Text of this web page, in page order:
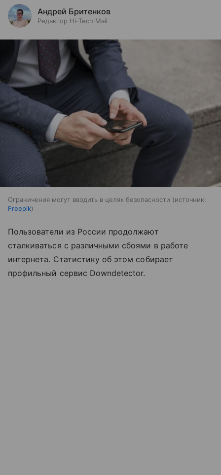
Андрей Бритенков
Редактор Hi-Tech Mail
Ограничения могут вводить в целях безопасности
источник:
Freepik
Пользователи из России продолжают
сталкиваться с различными сбоями в работе
интернета. Статистику об этом собирает
профильный сервис Downdetector.